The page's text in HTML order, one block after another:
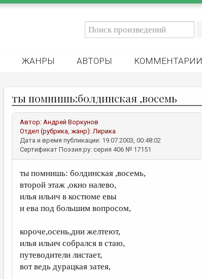
ЖАНРЫ АВТОРЫ КОММЕНТАРИИ
ты помнишь:болдинская ,восемь
Автор: Андрей Воркунов
Отдел (рубрика, жанр):Лирика
Дата и время публикации: 19.07.2003, 00:48:02
Сертификат Поэзия.ру: серия 406 № 17151
ты помнишь: болдинская ,восемь,
второй этаж ,окно налево,
илья ильич в костюме евы
и ева под большим вопросом,
короче,осень,дни желтеют,
илья ильич собрался в стаю,
путеводители листает,
вот ведь дурацкая затея,